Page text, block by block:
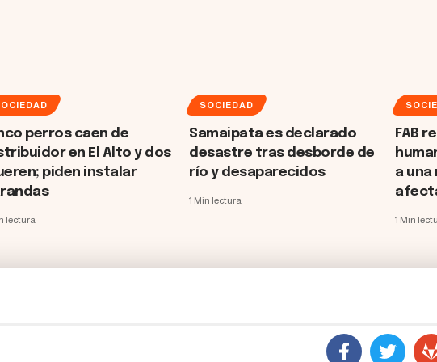
perros caen de
en El Alto y dos
piden instalar
lectura
SOCIEDAD
Samaipata es declarado
desastre tras desborde de
río y desaparecidos
1 Min lectura
FAB
a una
1 Min